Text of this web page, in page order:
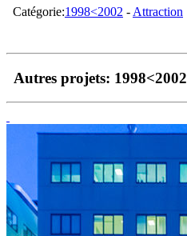
Catégorie:1998<2002 - Attraction
Autres projets: 1998<2002